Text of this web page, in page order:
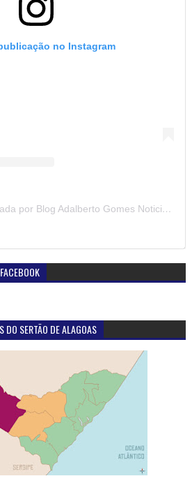
no Instagram
Uma publicação partilhada por Blog Adalberto Gomes Noticias (@blogadalbertogomesnoticiass)
SERTÃO DE ALAGOAS